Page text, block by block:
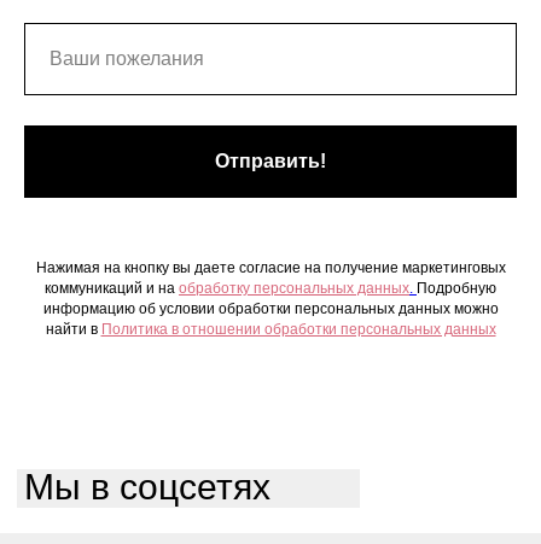
Отправить!
Нажимая на кнопку вы даете согласие на получение маркетинговых
коммуникаций и на обработку персональных данных. Подробную
информацию об условии обработки персональных данных можно
найти в Политика в отношении обработки персональных данных
Мы в соцсетях